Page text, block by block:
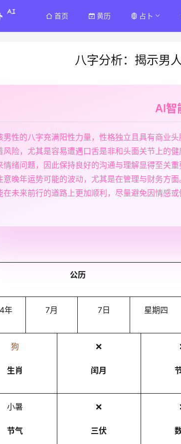
首页 黄历 占卜
八字分析：揭示男
AI智
男性的八字充满阳性力量，性格独立且具有商业
风险，尤其是容易遭遇口舌是非和头面关节上的
情绪问题，因此保持良好的沟通与理解显得至关
意晚年运势可能的波动，尤其是在管理与财务方
在未来前行的道路上更加顺利，尽量避免因情感或
公历
年 7月 7日 星期四
狗
生肖
❌
闰月
小暑
节气
❌
三伏